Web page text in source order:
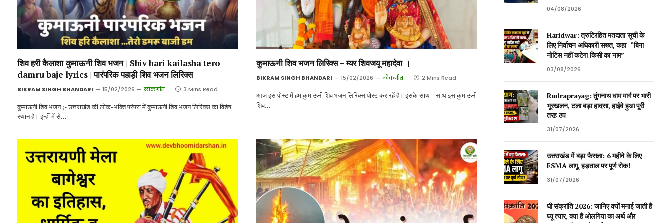
शिव हरी कैलाशा कुमाऊनी शिव भजन | Shiv hari kailasha tero
damru baje lyrics | पारंपरिक पहाड़ी शिव भजन लिरिक्स
BIKRAM SINGH BHANDARI 15/02/2026 लोकगीत 3 Mins Read
कुमाऊनी शिव भजन ;- उत्तराखंड की लोक-भक्ति परंपरा में कुमाऊनी शिव भजन लिरिक्स का विशेष
स्थान है। इन्हीं में से…
कुमाऊनी शिव भजन लिरिक्स – म्यर शिवजयू महादेवा ।
BIKRAM SINGH BHANDARI 15/02/2026 लोकगीत 2 Mins Read
आज इस पोस्ट में हम कुमाऊनी शिव भजन लिरिक्स पोस्ट कर रहें है। इसके साथ – साथ इस कुमाऊनी
शिव…
04/08/2026
Haridwar: त्रुटिरहित मतदाता सूची के
लिए निर्वाचन अधिकारी सख्त, कहा- “बिना
नोटिस नहीं कटेगा किसी का नाम”
03/08/2026
Rudraprayag: तुंगनाथ धाम मार्ग पर भारी
भूस्खलन, टला बड़ा हादसा, हाईवे हुआ पूरी
तरह ठप
31/07/2026
उत्तराखंड में बड़ा फैसला: 6 महीने के लिए
ESMA लागू, हड़ताल पर पूर्ण रोक!
31/07/2026
घी संक्रांति 2026: जानिए क्यों मनाई जाती है
घ्यू त्यार, क्या है ओलगिया का अर्थ और